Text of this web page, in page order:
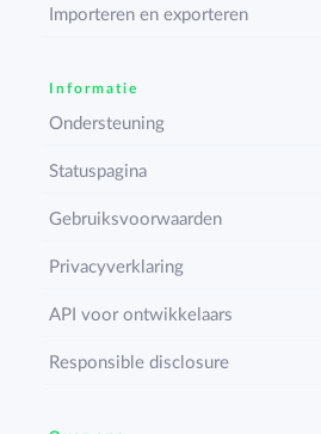
Importeren en exporteren
Informatie
Ondersteuning
Statuspagina
Gebruiksvoorwaarden
Privacyverklaring
API voor ontwikkelaars
Responsible disclosure